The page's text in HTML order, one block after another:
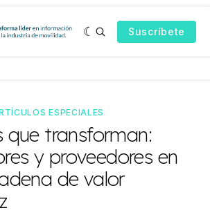
Suscríbete
ESPECIALES
que transforman:
y proveedores en
de valor